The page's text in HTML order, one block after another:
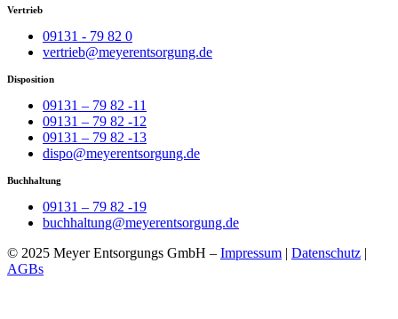
Vertrieb
09131 - 79 82 0
vertrieb@meyerentsorgung.de
Disposition
09131 – 79 82 -11
09131 – 79 82 -12
09131 – 79 82 -13
dispo@meyerentsorgung.de
Buchhaltung
09131 – 79 82 -19
buchhaltung@meyerentsorgung.de
© 2025 Meyer Entsorgungs GmbH – Impressum | Datenschutz |
AGBs